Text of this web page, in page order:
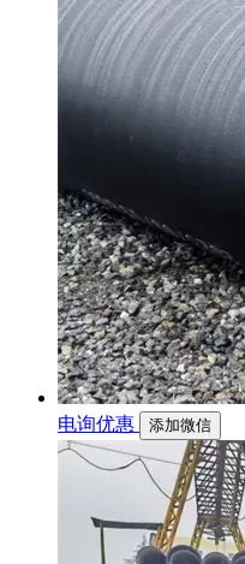
电询优惠 添加微信